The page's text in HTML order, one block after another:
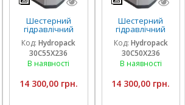
Шестерний
гідравлічний
насос Hydropack
30C55X236 (55
см3) правого
обертання
Код: Hydropack
30C55X236
В наявності
14 300,00 грн.
Шестерний
гідравлічний
насос Hydropack
30C50X236 (50
см3) правого
обертання
Код: Hydropack
30C50X236
В наявності
14 300,00 грн.